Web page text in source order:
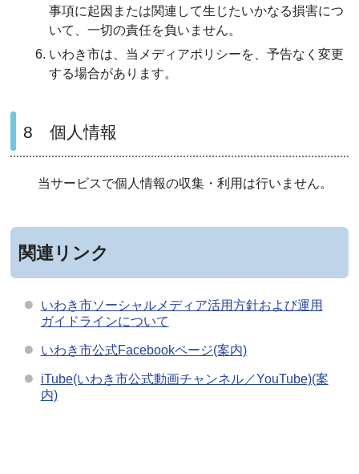
事項に起因または関連して生じたいかなる損害につ
いて、一切の責任を負いません。
いわき市は、当メディアポリシーを、予告なく変更
する場合があります。
8 個人情報
当サービスで個人情報の収集・利用は行いません。
関連リンク
いわき市ソーシャルメディア活用方針および運用
ガイドラインについて
いわき市公式Facebookページ(案内)
iTube(いわき市公式動画チャンネル／YouTube)(案
内)